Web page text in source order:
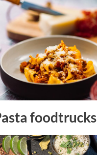
foodtrucks